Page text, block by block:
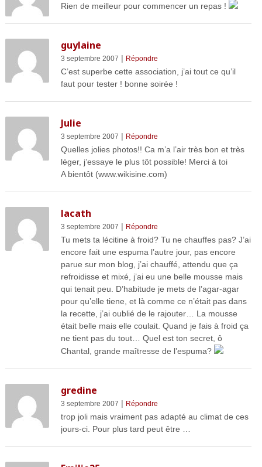
Rien de meilleur pour commencer un repas !
guylaine
3 septembre 2007 | Répondre
C’est superbe cette association, j’ai tout ce qu’il
faut pour tester ! bonne soirée !
Julie
3 septembre 2007 | Répondre
Quelles jolies photos!! Ca m’a l’air très bon et très
léger, j’essaye le plus tôt possible! Merci à toi
A bientôt (www.wikisine.com)
lacath
3 septembre 2007 | Répondre
Tu mets ta lécitine à froid? Tu ne chauffes pas? J’ai
encore fait une espuma l’autre jour, pas encore
parue sur mon blog, j’ai chauffé, attendu que ça
refroidisse et mixé, j’ai eu une belle mousse mais
qui tenait peu. D’habitude je mets de l’agar-agar
pour qu’elle tiene, et là comme ce n’était pas dans
la recette, j’ai oublié de le rajouter… La mousse
était belle mais elle coulait. Quand je fais à froid ça
ne tient pas du tout… Quel est ton secret, ô
Chantal, grande maîtresse de l’espuma?
gredine
3 septembre 2007 | Répondre
trop joli mais vraiment pas adapté au climat de ces
jours-ci. Pour plus tard peut être …